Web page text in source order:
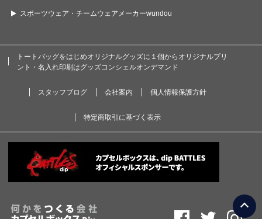
スポーツウェア・チームウェアメーカーwundou
トートバッグをはじめオリジナルグッズに１個からオリジナルプリ
ント・名入れ印刷はグッズコンシェルオンデマンド
スタッフブログ 会社案内 個人情報保護方針
特定商取引に基づく表示